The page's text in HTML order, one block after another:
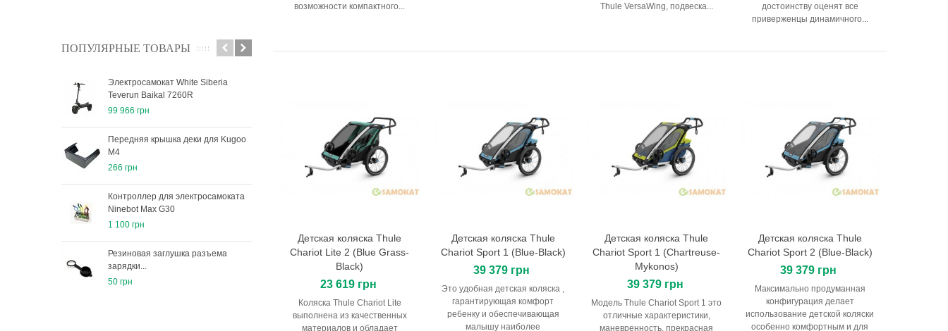
ПОПУЛЯРНЫЕ ТОВАРЫ
Электросамокат White Siberia
Teverun Baikal 7260R
99 966 грн
Передняя крышка деки для Kugoo
M4
266 грн
Контроллер для электросамоката
Ninebot Max G30
1 100 грн
Резиновая заглушка разъема
зарядки...
50 грн
Камера для электросамоката 8
196 грн
Тормозные колодки
Тормозной трос для
электросамокатов Xiaomi
266 грн
возможности компактного...
Thule VersaWing, подвеска...
достоинству оценят все
приверженцы динамичного...
В корзину
Детская коляска Thule
Chariot Lite 2 (Blue Grass-
Black)
23 619 грн
Коляска Thule Chariot Lite
выполнена из качественных
материалов и обладает
В корзину
Детская коляска Thule
Chariot Sport 1 (Blue-Black)
39 379 грн
Это удобная детская коляска ,
гарантирующая комфорт
ребенку и обеспечивающая
малышу наиболее
В корзину
Детская коляска Thule
Chariot Sport 1 (Chartreuse-
Mykonos)
39 379 грн
Модель Thule Chariot Sport 1 это
отличные характеристики,
маневренность, прекрасная
В корзину
Детская коляска Thule
Chariot Sport 2 (Blue-Black)
39 379 грн
Максимально продуманная
конфигурация делает
использование детской коляски
особенно комфортным и для